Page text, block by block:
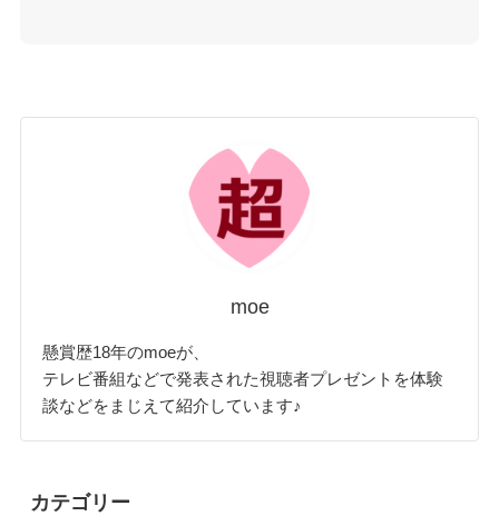
moe
懸賞歴18年のmoeが、
テレビ番組などで発表された視聴者プレゼントを体験
談などをまじえて紹介しています♪
カテゴリー